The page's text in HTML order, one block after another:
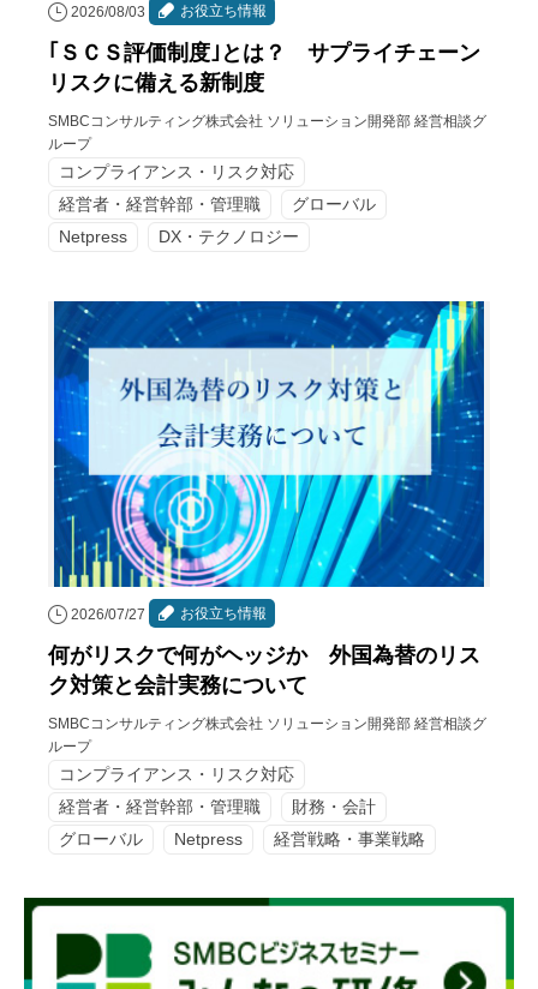
2026/08/03 お役立ち情報
｢ＳＣＳ評価制度｣とは？ サプライチェーン
リスクに備える新制度
SMBCコンサルティング株式会社 ソリューション開発部 経営相談グ
ループ
コンプライアンス・リスク対応
経営者・経営幹部・管理職
グローバル
Netpress
DX・テクノロジー
2026/07/27 お役立ち情報
何がリスクで何がヘッジか 外国為替のリス
ク対策と会計実務について
SMBCコンサルティング株式会社 ソリューション開発部 経営相談グ
ループ
コンプライアンス・リスク対応
経営者・経営幹部・管理職
財務・会計
グローバル
Netpress 経営戦略・事業戦略